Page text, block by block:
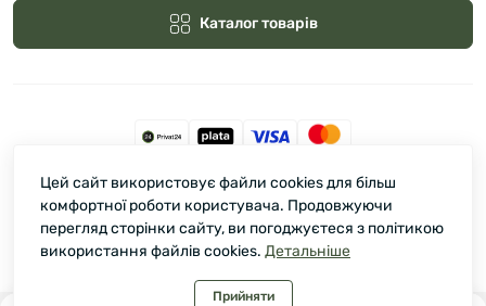
Каталог товарів
Зелмарт © 2026
Цей сайт використовує файли cookies для більш
комфортної роботи користувача. Продовжуючи
перегляд сторінки сайту, ви погоджуєтеся з політикою
використання файлів cookies. Детальніше
Прийняти